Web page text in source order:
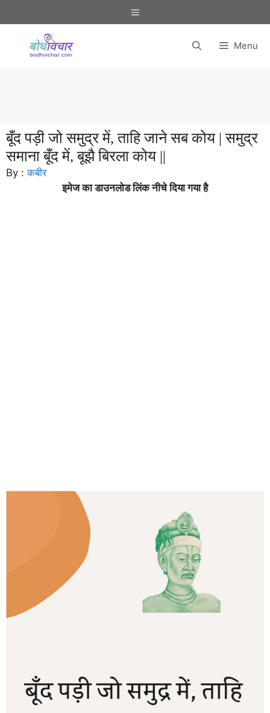
to
Menu
Menu
बूँद पड़ी जो समुद्र में, ताहि जाने सब कोय | समुद्र
समाना बूँद में, बूझै बिरला कोय ||
By :कबीर
इमेज का डाउनलोड लिंक नीचे दिया गया है